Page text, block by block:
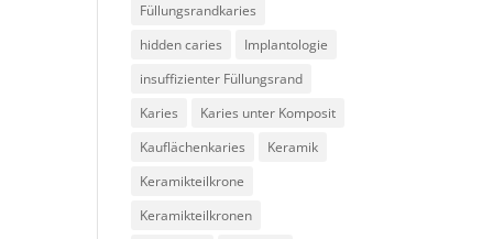
Füllungsrandkaries
hidden caries
Implantologie
insuffizienter Füllungsrand
Karies
Karies unter Komposit
Kauflächenkaries
Keramik
Keramikteilkrone
Keramikteilkronen